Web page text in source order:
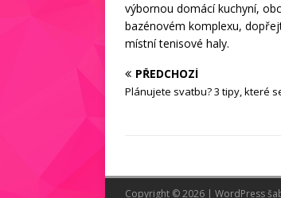
výbornou domácí kuchyní,
bazénovém komplexu,
místní tenisové haly.
PŘEDCHOZÍ
Plánujete svatbu? 3 tipy, které
Copyright © 2026 | WordPress